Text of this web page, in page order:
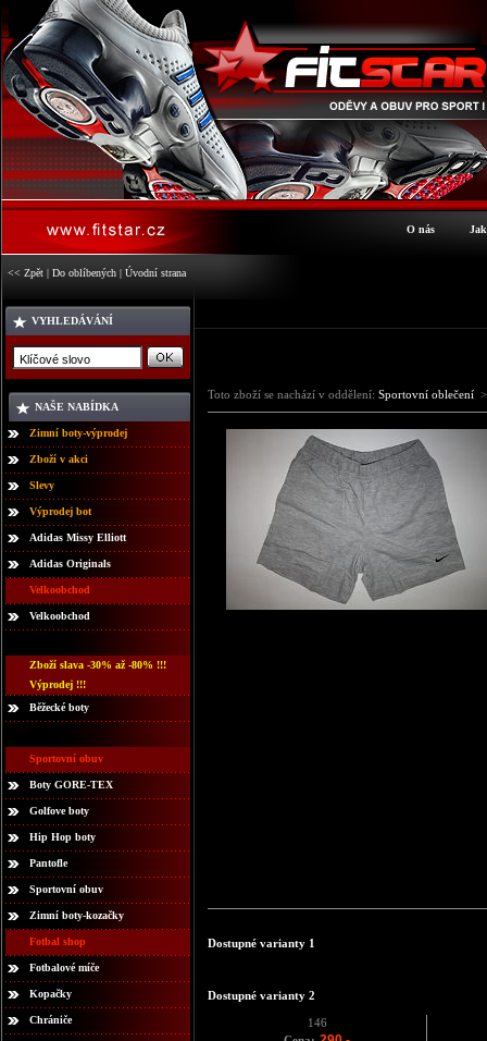
O nás
<< Zpět | Do oblíbených | Úvodní strana
VYHLEDÁVÁNÍ
NAŠE NABÍDKA
Zimní boty-výprodej
Zboží v akci
Slevy
Výprodej bot
Adidas Missy Elliott
Adidas Originals
Velkoobchod
Velkoobchod
Zboží slava -30% až -80% !!!
Výprodej !!!
Běžecké boty
Sportovní obuv
Boty GORE-TEX
Golfove boty
Hip Hop boty
Pantofle
Sportovní obuv
Zimní boty-kozačky
Fotbal shop
Fotbalové míče
Kopačky
Chrániče
Toto zboží se nachází v oddělení: Sportovní oblečení
Dostupné varianty 1
Dostupné varianty 2
146